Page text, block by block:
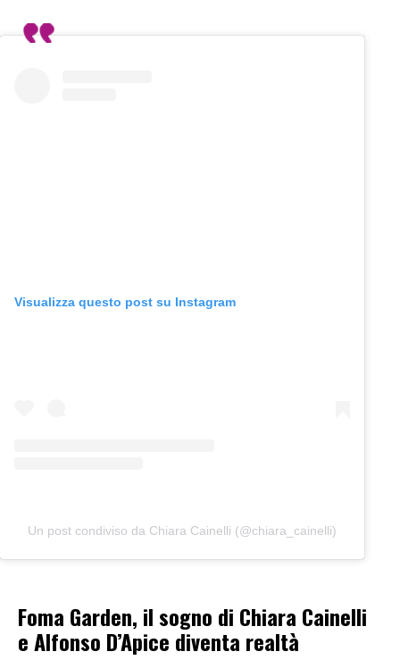
Visualizza questo post su Instagram
Un post condiviso da Chiara Cainelli (@chiara_cainelli)
Foma Garden, il sogno di Chiara Cainelli
e Alfonso D’Apice diventa realtà